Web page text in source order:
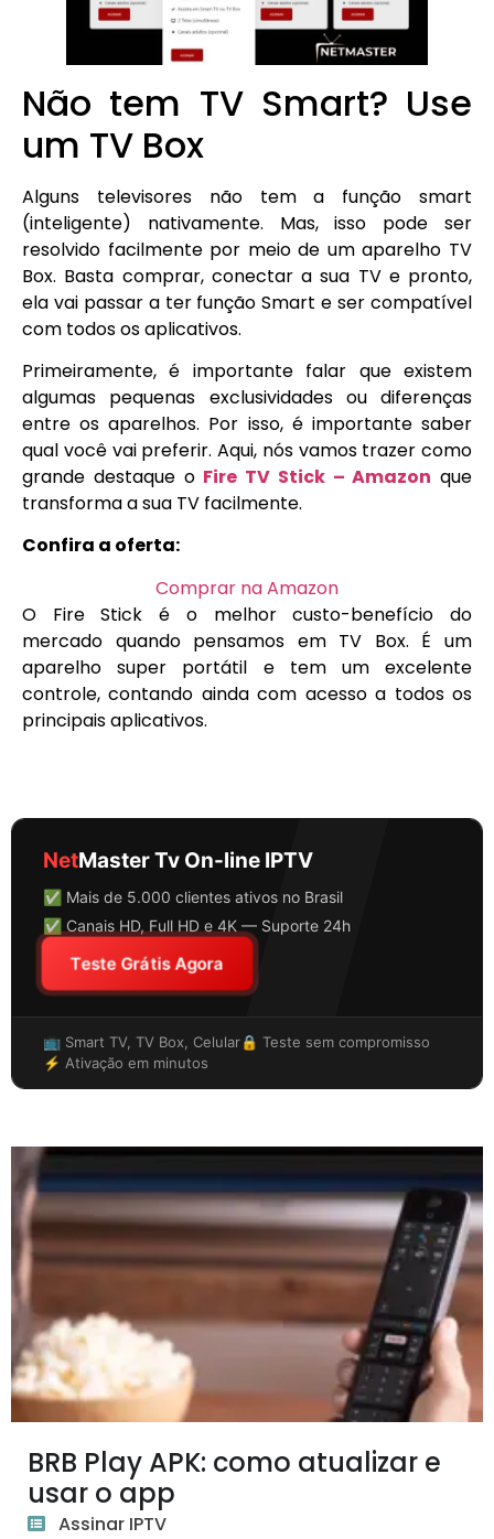
Não tem TV Smart? Use
um TV Box
Alguns televisores não tem a função smart
(inteligente) nativamente. Mas, isso pode ser
resolvido facilmente por meio de um aparelho TV
Box. Basta comprar, conectar a sua TV e pronto,
ela vai passar a ter função Smart e ser compatível
com todos os aplicativos.
Primeiramente, é importante falar que existem
algumas pequenas exclusividades ou diferenças
entre os aparelhos. Por isso, é importante saber
qual você vai preferir. Aqui, nós vamos trazer como
grande destaque o Fire TV Stick – Amazon que
transforma a sua TV facilmente.
Confira a oferta:
Comprar na Amazon
O Fire Stick é o melhor custo-benefício do
mercado quando pensamos em TV Box. É um
aparelho super portátil e tem um excelente
controle, contando ainda com acesso a todos os
principais aplicativos.
NetMaster Tv On-line IPTV
✅ Mais de 5.000 clientes ativos no Brasil
✅ Canais HD, Full HD e 4K — Suporte 24h
Teste Grátis Agora
📺 Smart TV, TV Box, Celular🔒 Teste sem compromisso
⚡ Ativação em minutos
BRB Play APK: como atualizar e
usar o app
Assinar IPTV